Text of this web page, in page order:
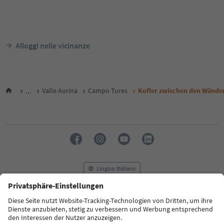
Alloggi nelle vicinanze
... Valle Aurina Campo Tures Kofler zwischen den
Lingua: Italiano
FAQ Contatti Press MICE
Privacy Policy
Termini e condizioni
Crediti
Cookie Policy